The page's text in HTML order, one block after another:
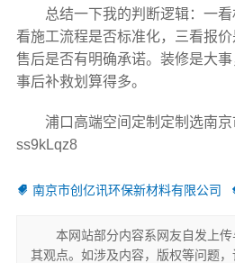
总结一下我的判断逻辑：一
看施工流程是否标准化，三看报
售后是否有明确承诺。装修是大
事后补救划算得多。
浦口高端空间定制定制选南
ss9kLqz8
南京市创亿讯环保新材料有限公司
本网站部分内容系网友自发上
其观点。如涉及内容，版权等问题